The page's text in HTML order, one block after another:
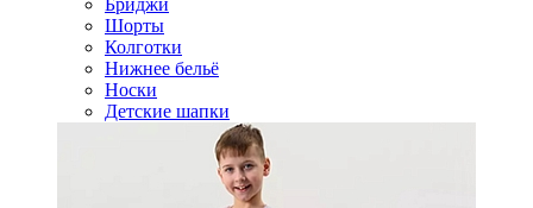
Бриджи
Шорты
Колготки
Нижнее бельё
Носки
Детские шапки